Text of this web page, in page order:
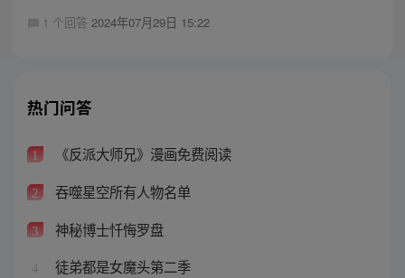
1 个回答 2024年07月29日 15:22
热门问答
1 《反派大师兄》漫画免费阅读
2 吞噬星空所有人物名单
3 神秘博士忏悔罗盘
4 徒弟都是女魔头第二季